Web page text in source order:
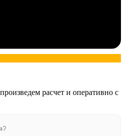
расчет и оперативно с